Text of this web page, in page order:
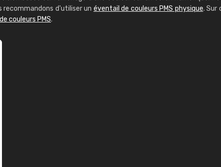
recommandons d'utiliser un éventail de couleurs PMS physique. Sur
couleurs PMS.